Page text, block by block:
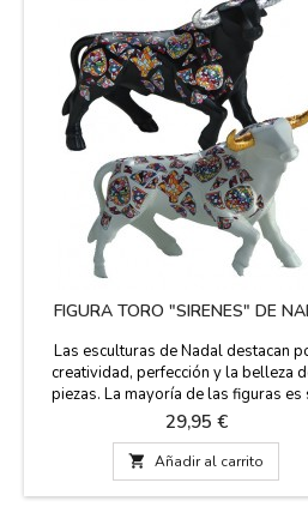
FIGURA TORO "SIRENES" DE
Las esculturas de Nadal destacan
creatividad, perfección y la belleza
piezas. La mayoría de las figuras es
limitada (marcadas con número de
Estos toros están disponibles en
los cuernos dorados, en negro con
cuernos plateados, rojo con
plateados, en dos tamaños. Grande:
Precio
29,95 €
 Añadir al carrito